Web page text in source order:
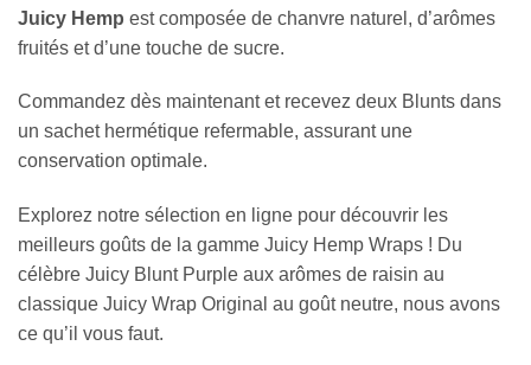
Juicy Hemp est composée de chanvre naturel, d’arômes
fruités et d’une touche de sucre.
Commandez dès maintenant et recevez deux Blunts dans
un sachet hermétique refermable, assurant une
conservation optimale.
Explorez notre sélection en ligne pour découvrir les
meilleurs goûts de la gamme Juicy Hemp Wraps ! Du
célèbre Juicy Blunt Purple aux arômes de raisin au
classique Juicy Wrap Original au goût neutre, nous avons
ce qu’il vous faut.